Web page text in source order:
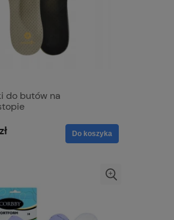
do butów na
Do koszyka